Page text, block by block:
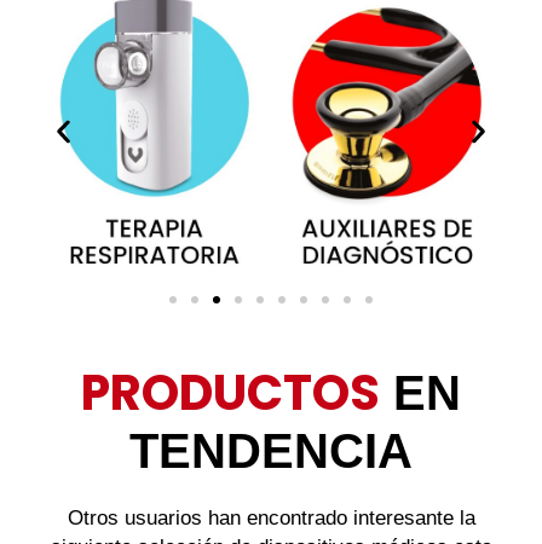
PRODUCTOS EN
TENDENCIA
Otros usuarios han encontrado interesante la